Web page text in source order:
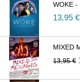
WOKE -
13,95
MIXED
13,95 €